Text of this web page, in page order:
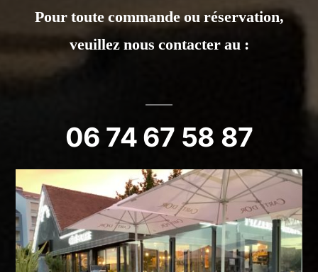
Pour toute commande ou réservation,
veuillez nous contacter au :
06 74 67 58 87